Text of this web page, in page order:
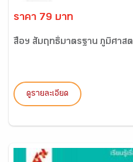
ราคา 79 บาท
สื่อฯ สัมฤทธิ์มาตรฐาน ภูมิศาส
ดูรายละเอียด